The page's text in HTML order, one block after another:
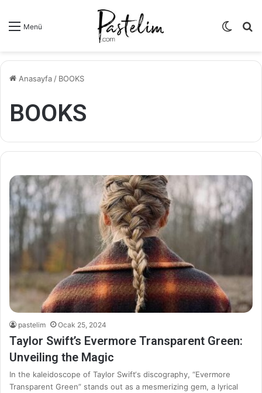
Menü
...
Dış
Anasayfa / BOOKS
BOOKS
pastelim Ocak 25, 2024
Taylor Swift’s Evermore Transparent Green:
Unveiling the Magic
In the kaleidoscope of Taylor Swift‘s discography, “Evermore
Transparent Green” stands out as a mesmerizing gem, a lyrical